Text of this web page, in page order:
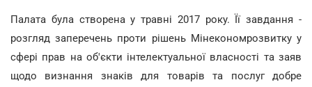
Палата була створена у травні 2017 року. Її завдання -
розгляд заперечень проти рішень Мінекономрозвитку у
сфері прав на об'єкти інтелектуальної власності та заяв
щодо визнання знаків для товарів та послуг добре